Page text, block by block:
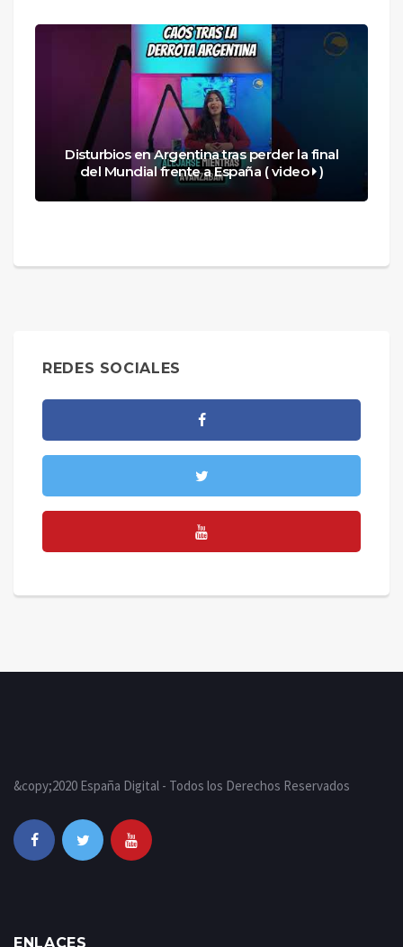
Disturbios en Argentina tras perder la final
del Mundial frente a España ( video )
REDES SOCIALES
&copy;2020 España Digital - Todos los Derechos Reservados
ENLACES